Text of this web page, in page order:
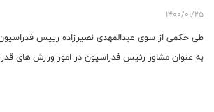
1400/01/25
طی حکمی از سوی عبدالمهدی نصیرزاده رییس
به عنوان مشاور رئیس فدراسیون در امور ورزش های